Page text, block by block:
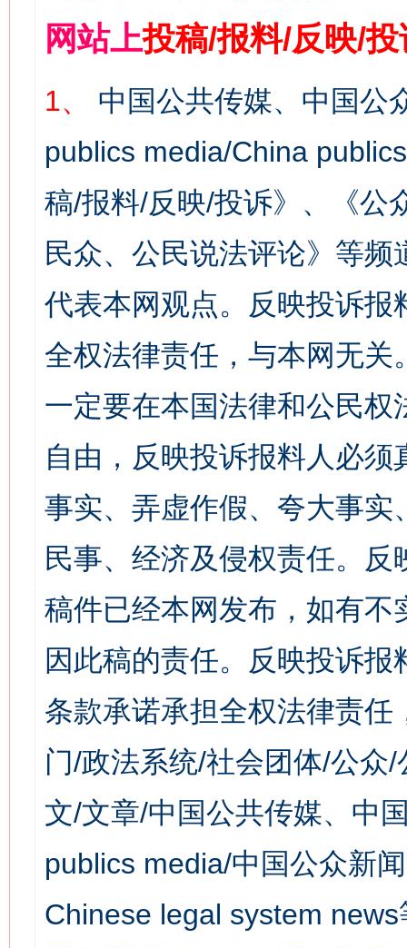
网站上投稿/报料/反映/
1、
中国公共传媒、中国公
publics media/China
稿/报料/反映/投诉》、《公
民众、公民说法评论》等
代表本网观点。反映投诉
全权法律责任，与本网无
一定要在本国法律和公民
自由，反映投诉报料人必
事实、弄虚作假、夸大事
民事、经济及侵权责任。
稿件已经本网发布，如有
因此稿的责任。反映投诉
条款承诺承担全权法律责
门/政法系统/社会团体/公众
文/文章/中国公共传媒、中
publics media/中国公众新
Chinese legal system